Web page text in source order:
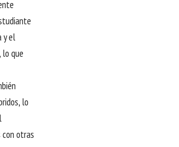
y el
que
lo
con otras